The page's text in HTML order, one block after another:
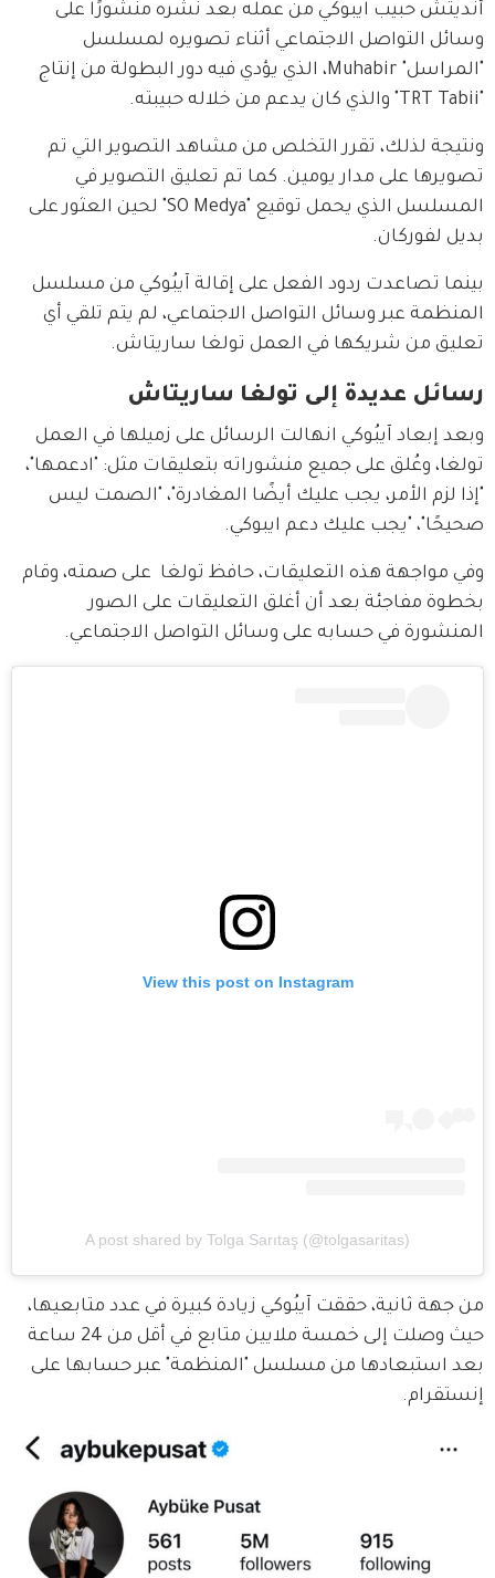
أنديتش حبيب ايبوكي من عمله بعد نشره منشورًا على
وسائل التواصل الاجتماعي أثناء تصويره لمسلسل
"المراسل" Muhabir، الذي يؤدي فيه دور البطولة من إنتاج
"TRT Tabii" والذي كان يدعم من خلاله حبيبته.
ونتيجة لذلك، تقرر التخلص من مشاهد التصوير التي تم
تصويرها على مدار يومين. كما تم تعليق التصوير في
المسلسل الذي يحمل توقيع "SO Medya" لحين العثور على
بديل لفوركان.
بينما تصاعدت ردود الفعل على إقالة آيبُوكي من مسلسل
المنظمة عبر وسائل التواصل الاجتماعي، لم يتم تلقي أي
تعليق من شريكها في العمل تولغا ساريتاش.
رسائل عديدة إلى تولغا ساريتاش
وبعد إبعاد آيبُوكي انهالت الرسائل على زميلها في العمل
تولغا، وعُلق على جميع منشوراته بتعليقات مثل: "ادعمها"،
"إذا لزم الأمر، يجب عليك أيضًا المغادرة"، "الصمت ليس
صحيحًا"، "يجب عليك دعم ايبوكي.
وفي مواجهة هذه التعليقات، حافظ تولغا  على صمته، وقام
بخطوة مفاجئة بعد أن أغلق التعليقات على الصور
المنشورة في حسابه على وسائل التواصل الاجتماعي.
View this post on Instagram
A post shared by Tolga Sarıtaş (@tolgasaritas)
من جهة ثانية، حققت آيبُوكي زيادة كبيرة في عدد متابعيها،
حيث وصلت إلى خمسة ملايين متابع في أقل من 24 ساعة
بعد استبعادها من مسلسل "المنظمة" عبر حسابها على
إنستقرام.